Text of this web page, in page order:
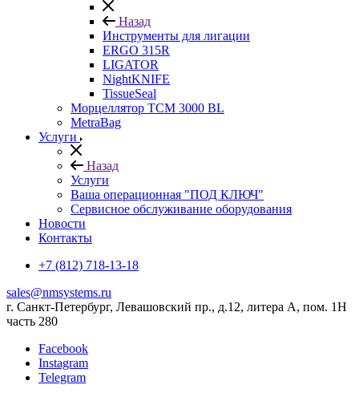
Назад
Инструменты для лигации
ERGO 315R
LIGATOR
NightKNIFE
TissueSeal
Морцеллятор ТСМ 3000 BL
MetraBag
Услуги
Назад
Услуги
Ваша операционная "ПОД КЛЮЧ"
Сервисное обслуживание оборудования
Новости
Контакты
+7 (812) 718-13-18
sales@nmsystems.ru
г. Санкт-Петербург, Левашовский пр., д.12, литера А, пом. 1Н
часть 280
Facebook
Instagram
Telegram